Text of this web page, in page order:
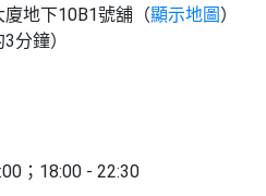
地下10B1號舖（顯示地圖 ）
分鐘）
；18:00 - 22:30